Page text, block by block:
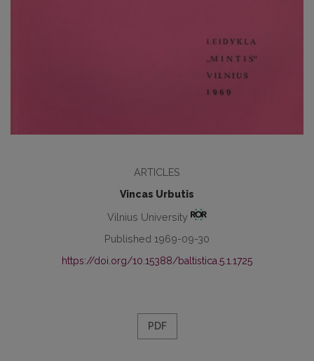
ARTICLES
Vincas Urbutis
Vilnius University
Published 1969-09-30
https://doi.org/10.15388/baltistica.5.1.1725
PDF